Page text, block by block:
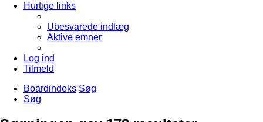
Hurtige links
Ubesvarede indlæg
Aktive emner
Log ind
Tilmeld
Boardindeks Søg
Søg